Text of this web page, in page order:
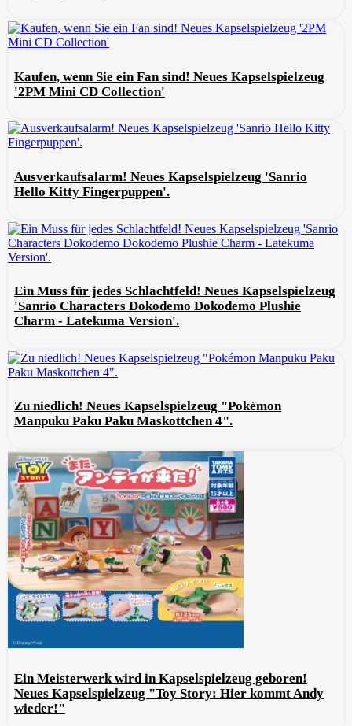
Kaufen, wenn Sie ein Fan sind! Neues Kapselspielzeug
'2PM Mini CD Collection'
Ausverkaufsalarm! Neues Kapselspielzeug 'Sanrio
Hello Kitty Fingerpuppen'.
Ein Muss für jedes Schlachtfeld! Neues Kapselspielzeug
'Sanrio Characters Dokodemo Dokodemo Plushie
Charm - Latekuma Version'.
Zu niedlich! Neues Kapselspielzeug "Pokémon
Manpuku Paku Paku Maskottchen 4".
Ein Meisterwerk wird in Kapselspielzeug geboren!
Neues Kapselspielzeug "Toy Story: Hier kommt Andy
wieder!"